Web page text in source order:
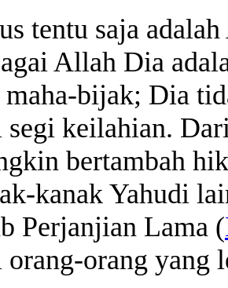
tentu saja
Allah Dia
maha-bijak; Dia
segi keilahian.
bertambah
kanak Yahudi
Perjanjian Lama (
orang-orang yang